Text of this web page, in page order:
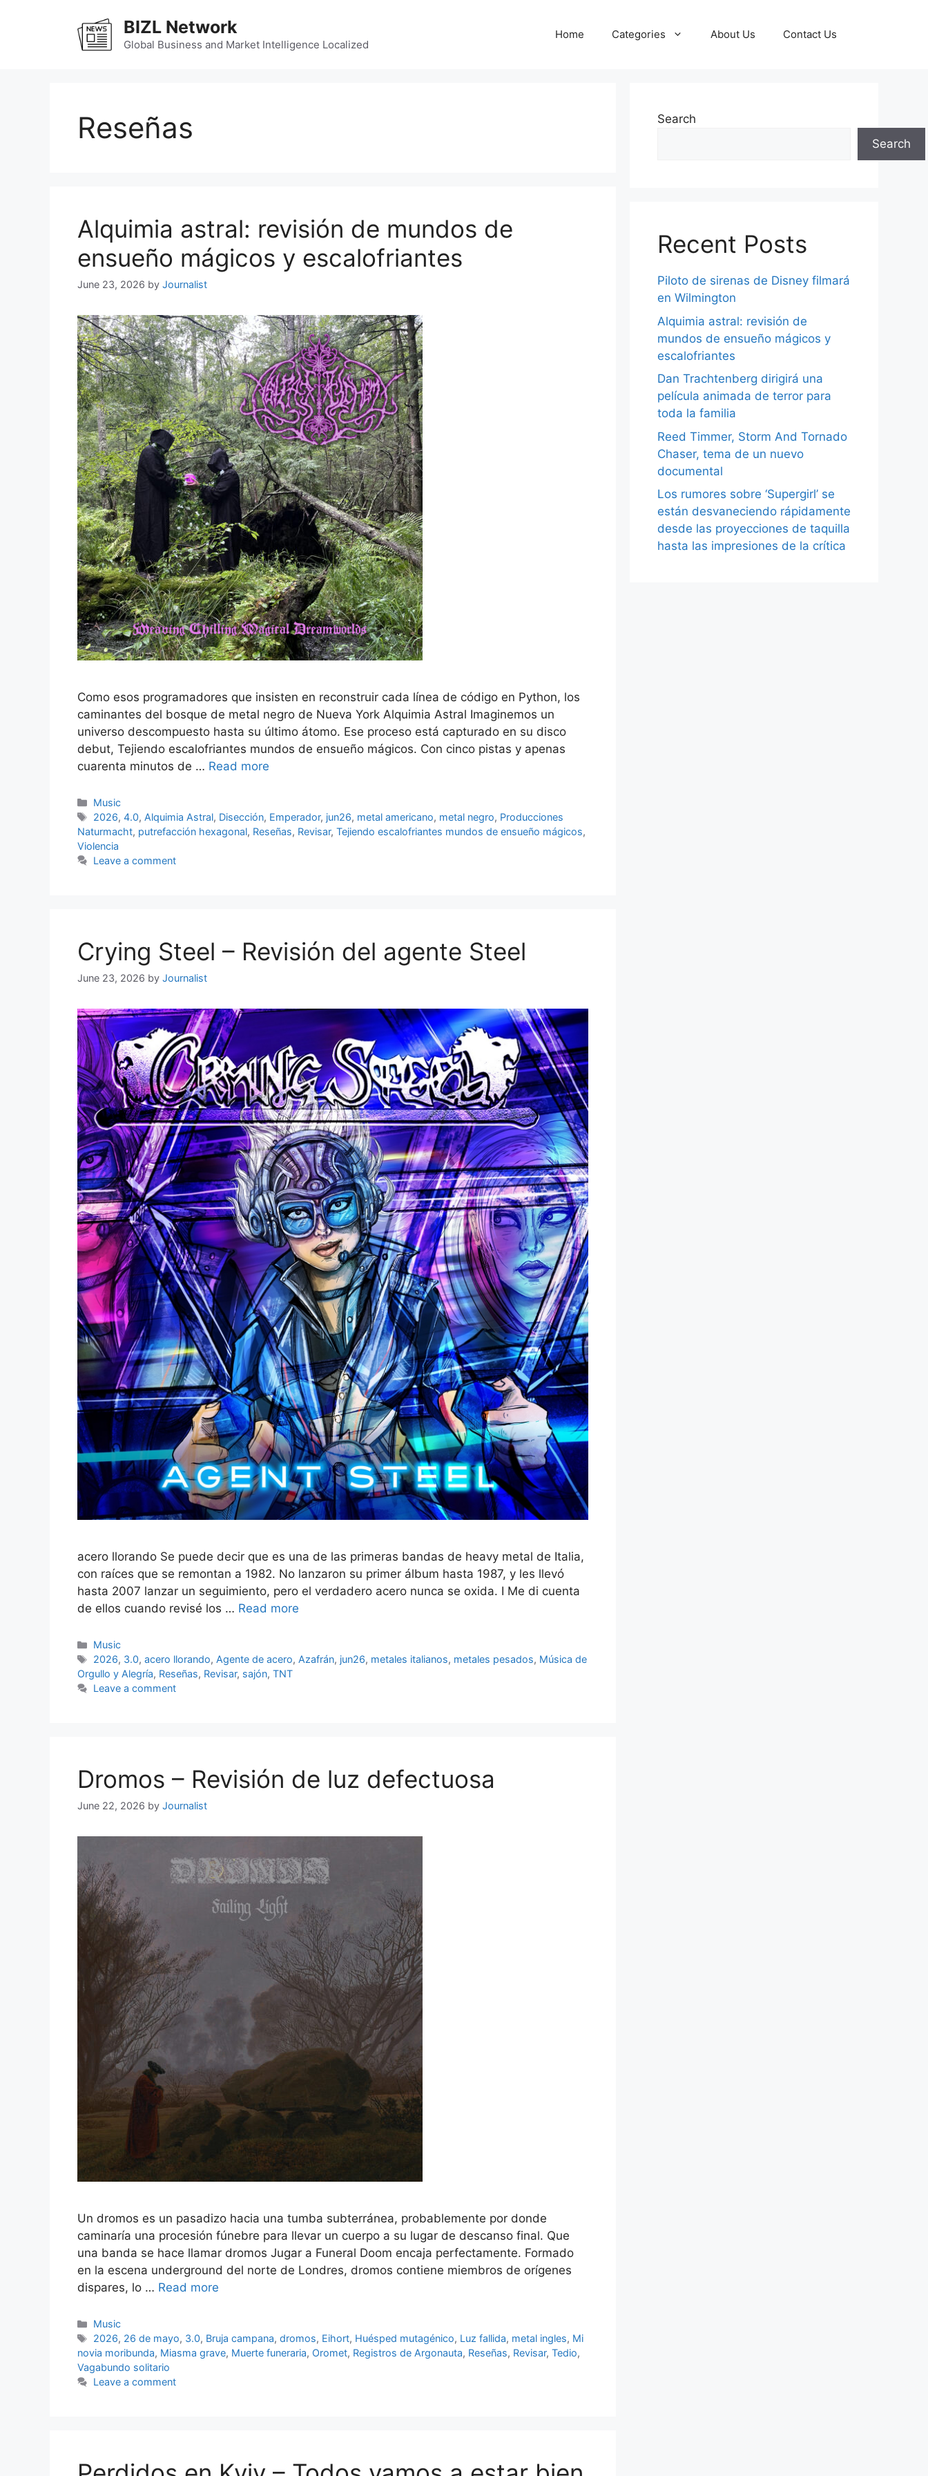
BIZL Network
Global Business and Market Intelligence Localized
Home Categories About Us Contact Us
Reseñas
Alquimia astral: revisión de mundos de
ensueño mágicos y escalofriantes
June 23, 2026 by Journalist
Como esos programadores que insisten en reconstruir cada línea de código en Python, los
caminantes del bosque de metal negro de Nueva York Alquimia Astral Imaginemos un
universo descompuesto hasta su último átomo. Ese proceso está capturado en su disco
debut, Tejiendo escalofriantes mundos de ensueño mágicos. Con cinco pistas y apenas
cuarenta minutos de … Read more
Categories
Music
Tags
2026,4.0, Alquimia Astral, Disección, Emperador, jun26, metal americano, metal negro, Producciones
Naturmacht, putrefacción hexagonal, Reseñas, Revisar, Tejiendo escalofriantes mundos de ensueño mágicos,
Violencia
Leave a comment
Crying Steel – Revisión del agente Steel
June 23, 2026 by Journalist
acero llorando Se puede decir que es una de las primeras bandas de heavy metal de Italia,
con raíces que se remontan a 1982. No lanzaron su primer álbum hasta 1987, y les llevó
hasta 2007 lanzar un seguimiento, pero el verdadero acero nunca se oxida. I Me di cuenta
de ellos cuando revisé los … Read more
Categories
Music
Tags
2026, 3.0,acero llorando, Agente de acero, Azafrán, jun26, metales italianos, metales pesados, Música de
Orgullo y Alegría, Reseñas, Revisar, sajón, TNT
Leave a comment
Dromos – Revisión de luz defectuosa
June 22, 2026 by Journalist
Un dromos es un pasadizo hacia una tumba subterránea, probablemente por donde
caminaría una procesión fúnebre para llevar un cuerpo a su lugar de descanso final. Que
una banda se hace llamar dromos Jugar a Funeral Doom encaja perfectamente. Formado
en la escena underground del norte de Londres, dromos contiene miembros de orígenes
dispares, lo … Read more
Categories
Music
Tags
2026, 26 de mayo, 3.0, Bruja campana,dromos, Eihort, Huésped mutagénico, Luz fallida, metal ingles, Mi
novia moribunda, Miasma grave, Muerte funeraria, Oromet, Registros de Argonauta, Reseñas, Revisar, Tedio,
Vagabundo solitario
Leave a comment
Search
Search
Recent Posts
Piloto de sirenas de Disney filmará
en Wilmington
Alquimia astral: revisión de
mundos de ensueño mágicos y
escalofriantes
Dan Trachtenberg dirigirá una
película animada de terror para
toda la familia
Reed Timmer, Storm And Tornado
Chaser, tema de un nuevo
documental
Los rumores sobre ‘Supergirl’ se
están desvaneciendo rápidamente
desde las proyecciones de taquilla
hasta las impresiones de la crítica